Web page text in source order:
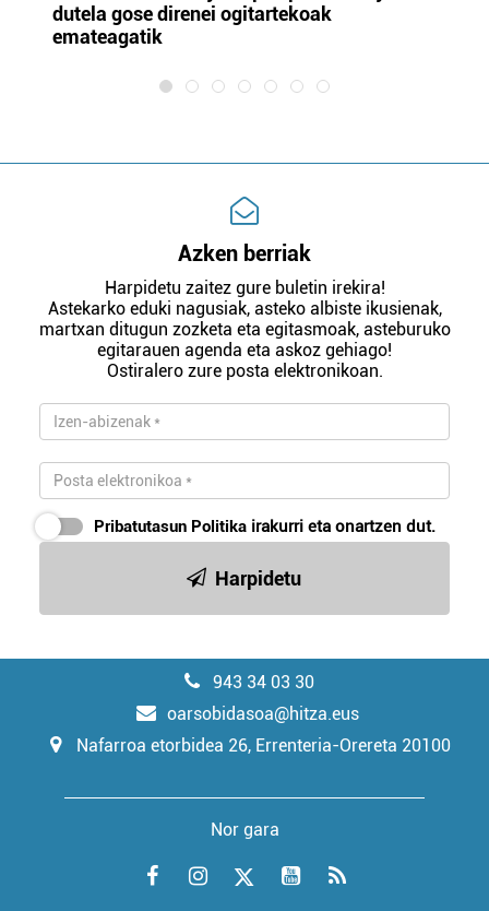
dutela gose direnei ogitartekoak
emateagatik
Azken berriak
Harpidetu zaitez gure buletin irekira!
Astekarko eduki nagusiak, asteko albiste ikusienak,
martxan ditugun zozketa eta egitasmoak, asteburuko
egitarauen agenda eta askoz gehiago!
Ostiralero zure posta elektronikoan.
Pribatutasun Politika irakurri eta onartzen dut.
Harpidetu
943 34 03 30
oarsobidasoa@hitza.eus
Nafarroa etorbidea 26, Errenteria-Orereta 20100
Nor gara